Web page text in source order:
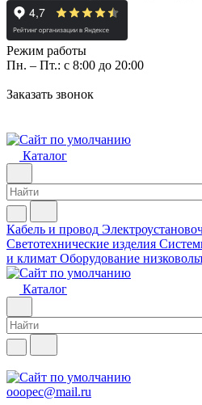
Режим работы
Пн. – Пт.: с 8:00 до 20:00
Заказать звонок
Каталог
Кабель и провод
Светотехнические изделия
и климат Оборудование
Каталог
ooopec@mail.ru